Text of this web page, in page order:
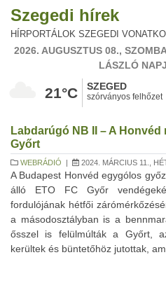
Szegedi hírek
HÍRPORTÁLOK SZEGEDI
2026. AUGUSZTUS 08.,
LÁSZLÓ
21°C SZEGED
szórványos felhőzet
Labdarúgó NB II – A
Győrt
WEBRÁDIÓ | 2024. MÁRCIUS 11.,
A Budapest Honvéd egygólos
álló ETO FC Győr
fordulójának hétfői
a másodosztályban is a
ősszel is felülmúlták a Győrt,
kerültek és büntetőhöz jutottak,